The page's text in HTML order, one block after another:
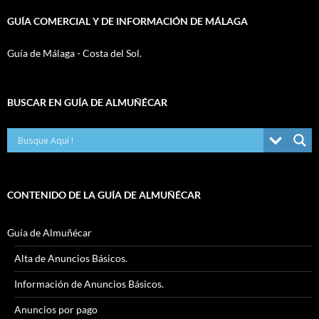
GUÍA COMERCIAL Y DE INFORMACIÓN DE MÁLAGA
Guía de Málaga - Costa del Sol.
BUSCAR EN GUÍA DE ALMUÑÉCAR
CONTENIDO DE LA GUÍA DE ALMUÑÉCAR
Guía de Almuñécar
Alta de Anuncios Básicos.
Información de Anuncios Básicos.
Anuncios por pago